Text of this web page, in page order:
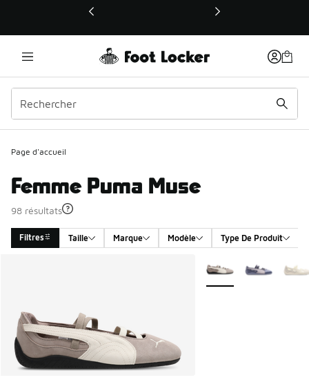
Ce lien ouvrira une nouvelle fenêtre
Page d'accueil
Femme Puma Muse
98 résultats
Filtres Taille Marque Modèle Type De Produit
Plus de couleurs